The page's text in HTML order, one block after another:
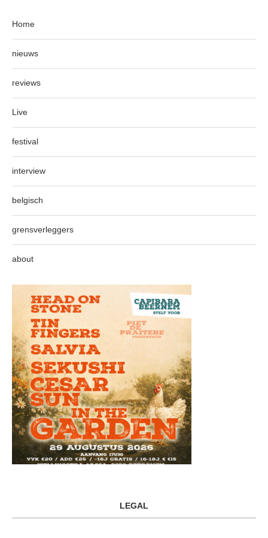
Home
nieuws
reviews
Live
festival
interview
belgisch
grensverleggers
about
LEGAL